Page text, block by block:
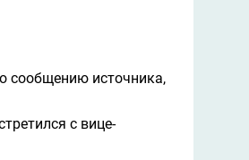
сообщению источника,
с вице-